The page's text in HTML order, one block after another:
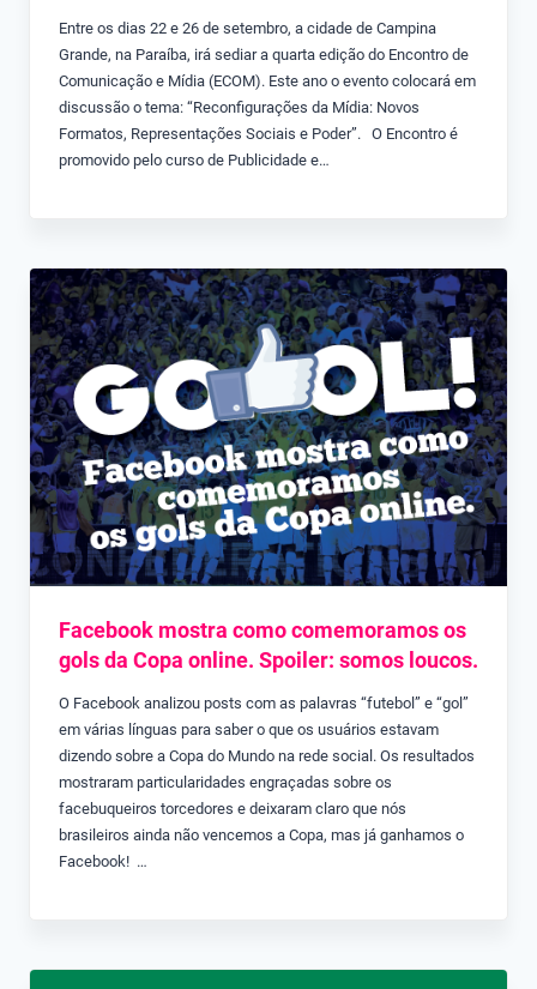
Entre os dias 22 e 26 de setembro, a cidade de Campina
Grande, na Paraíba, irá sediar a quarta edição do Encontro de
Comunicação e Mídia (ECOM). Este ano o evento colocará em
discussão o tema: “Reconfigurações da Mídia: Novos
Formatos, Representações Sociais e Poder”. O Encontro é
promovido pelo curso de Publicidade e…
Facebook mostra como comemoramos os
gols da Copa online. Spoiler: somos loucos.
O Facebook analizou posts com as palavras “futebol” e “gol”
em várias línguas para saber o que os usuários estavam
dizendo sobre a Copa do Mundo na rede social. Os resultados
mostraram particularidades engraçadas sobre os
facebuqueiros torcedores e deixaram claro que nós
brasileiros ainda não vencemos a Copa, mas já ganhamos o
Facebook! …